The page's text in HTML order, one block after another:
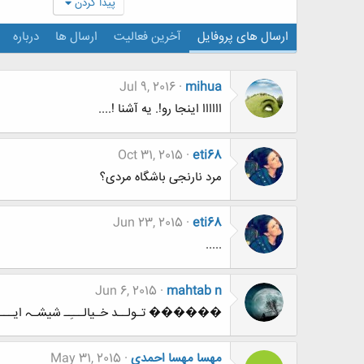
پیدا کردن
ارسال های پروفایل آخرین فعالیت ارسال ها درباره
mihua
Jul 9, 2016
اااااا اینجا رو!. یه آشنا !....
eti68
Oct 31, 2015
مرد نارنجی باشگاه مردی؟
eti68
Jun 23, 2015
.....
mahtab n
Jun 6, 2015
������ تـولــد خـیالـــِـ شیشـہ
مهسا مهسا احمدی May 31, 2015